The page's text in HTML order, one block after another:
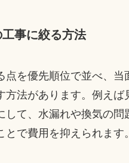
事に絞る方法
点を優先順位で並べ、当
方法があります。例えば
して、水漏れや換気の問
とで費用を抑えられます。